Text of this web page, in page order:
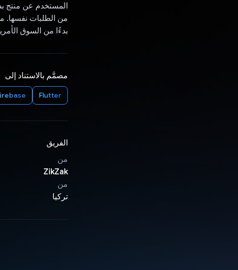
المستخدم عن منتج
من الطلبات نفسها.
بدءًا من السوق
مصمَّم بالاستناد إلى
Flutter
الفريق
من
ZikZak
من
تركيا